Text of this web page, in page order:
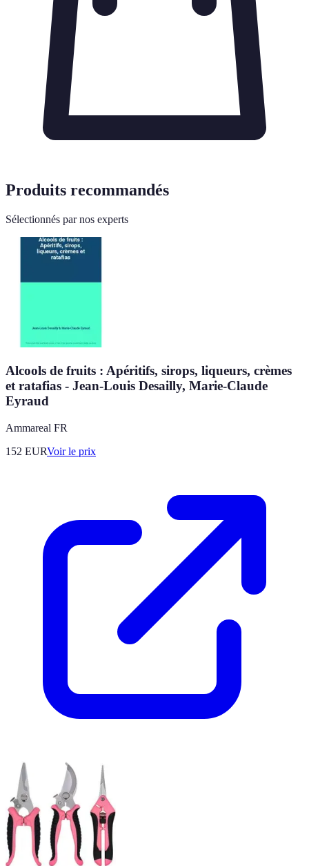
Produits recommandés
Sélectionnés par nos experts
Alcools de fruits : Apéritifs, sirops, liqueurs, crèmes
et ratafias - Jean-Louis Desailly, Marie-Claude
Eyraud
Ammareal FR
152 EURVoir le prix